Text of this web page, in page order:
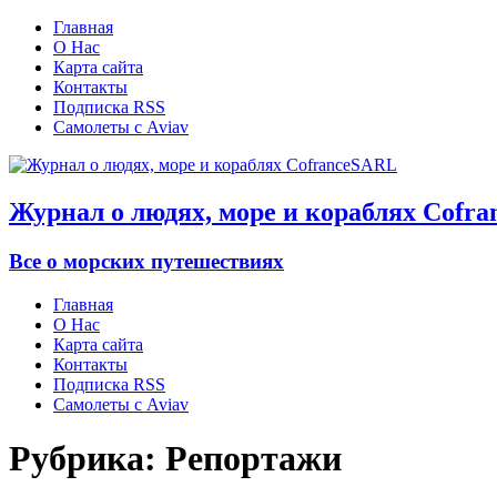
Главная
О Нас
Карта сайта
Контакты
Подписка RSS
Самолеты с Aviav
Журнал о людях, море и кораблях
Все о морских путешествиях
Главная
О Нас
Карта сайта
Контакты
Подписка RSS
Самолеты с Aviav
Рубрика: Репортажи